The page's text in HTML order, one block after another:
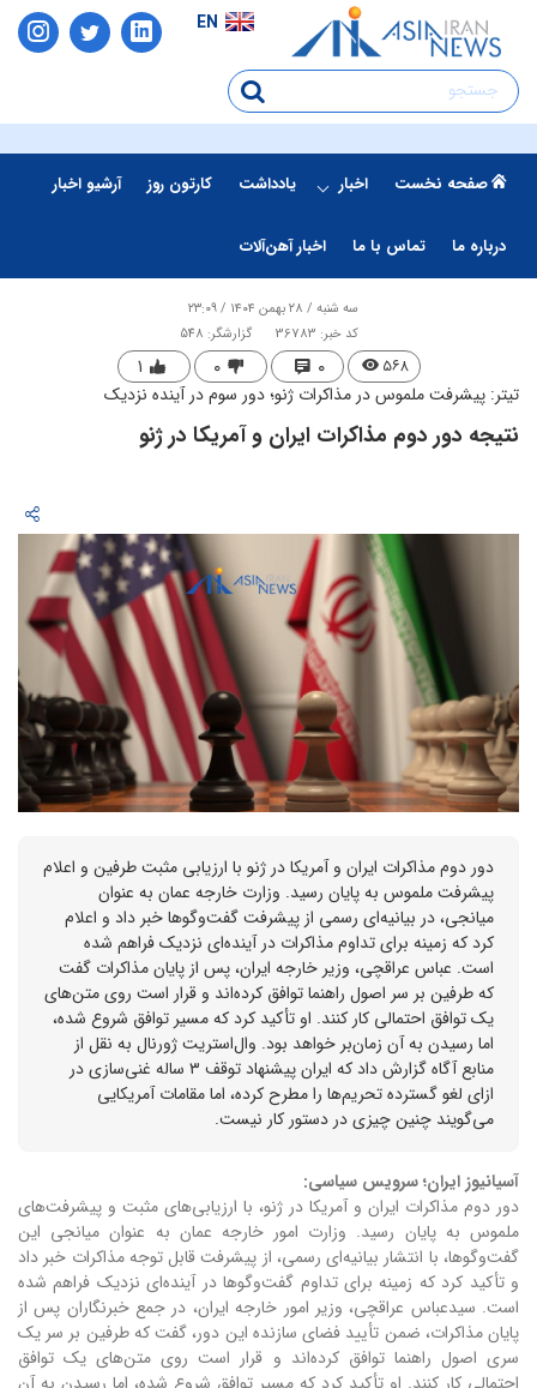
EN
صفحه نخست اخبار یادداشت کارتون روز آرشیو اخبار
درباره ما تماس با ما اخبار آهن‌آلات
سه شنبه / ۲۸ بهمن ۱۴۰۴ / ۲۳:۰۹
کد خبر: 36783
گزارشگر: 548
۵۶۸ ۰ ۰ ۱
تیتر: پیشرفت ملموس در مذاکرات ژنو؛ دور سوم در آینده نزدیک
نتیجه دور دوم مذاکرات ایران و آمریکا در ژنو
دور دوم مذاکرات ایران و آمریکا در ژنو با ارزیابی مثبت طرفین و اعلام
پیشرفت ملموس به پایان رسید. وزارت خارجه عمان به عنوان
میانجی، در بیانیه‌ای رسمی از پیشرفت گفت‌وگوها خبر داد و اعلام
کرد که زمینه برای تداوم مذاکرات در آینده‌ای نزدیک فراهم شده
است. عباس عراقچی، وزیر خارجه ایران، پس از پایان مذاکرات گفت
که طرفین بر سر اصول راهنما توافق کرده‌اند و قرار است روی متن‌های
یک توافق احتمالی کار کنند. او تأکید کرد که مسیر توافق شروع شده،
اما رسیدن به آن زمان‌بر خواهد بود. وال‌استریت ژورنال به نقل از
منابع آگاه گزارش داد که ایران پیشنهاد توقف ۳ ساله غنی‌سازی در
ازای لغو گسترده تحریم‌ها را مطرح کرده، اما مقامات آمریکایی
می‌گویند چنین چیزی در دستور کار نیست.
آسیانیوز ایران؛ سرویس سیاسی:
دور دوم مذاکرات ایران و آمریکا در ژنو، با ارزیابی‌های مثبت و پیشرفت‌های
ملموس به پایان رسید. وزارت امور خارجه عمان به عنوان میانجی این
گفت‌وگوها، با انتشار بیانیه‌ای رسمی، از پیشرفت قابل توجه مذاکرات خبر داد
و تأکید کرد که زمینه برای تداوم گفت‌وگوها در آینده‌ای نزدیک فراهم شده
است. سیدعباس عراقچی، وزیر امور خارجه ایران، در جمع خبرنگاران پس از
پایان مذاکرات، ضمن تأیید فضای سازنده این دور، گفت که طرفین بر سر یک
سری اصول راهنما توافق کرده‌اند و قرار است روی متن‌های یک توافق